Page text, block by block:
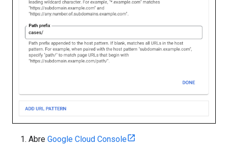
Abre Google Cloud Console